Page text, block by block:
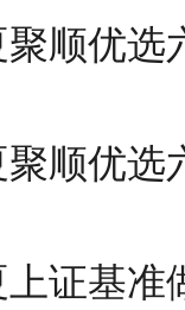
聚顺优
聚顺优
上证基准